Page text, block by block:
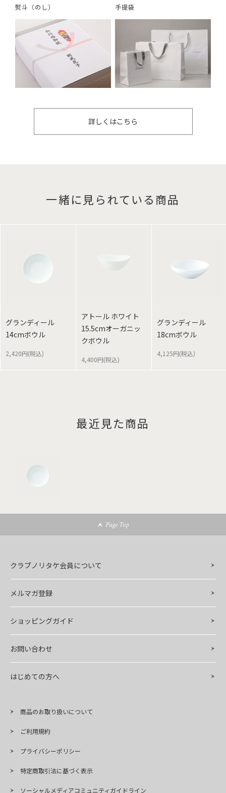
熨斗（のし） 手提袋
詳しくはこちら
一緒に見られている商品
グランディール
14cmボウル
2,420円(税込)
アトール ホワイト
15.5cmオーガニッ
クボウル
4,400円(税込)
グランディール
18cmボウル
4,125円(税込)
最近見た商品
Page Top
クラブノリタケ会員について
メルマガ登録
ショッピングガイド
お問い合わせ
はじめての方へ
商品のお取り扱いについて
ご利用規約
プライバシーポリシー
特定商取引法に基づく表示
ソーシャルメディアコミュニティガイドライン